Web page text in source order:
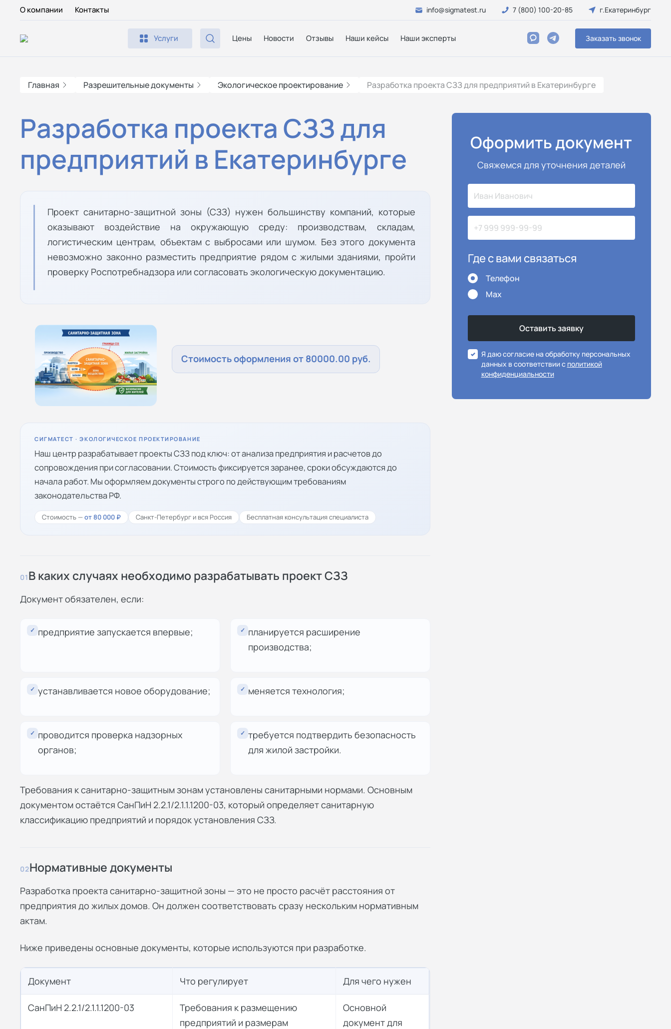
О компании Контакты info@sigmatest.ru 7 (800) 100-20-85 г.Екатеринбург
Услуги Цены Новости Отзывы Наши кейсы Наши эксперты Заказать звонок
Главная Разрешительные документы Экологическое проектирование Разработка проекта СЗЗ для предприятий в Екатеринбурге
Разработка проекта СЗЗ для
предприятий в Екатеринбурге
Проект санитарно-защитной зоны (СЗЗ) нужен большинству компаний, которые
оказывают воздействие на окружающую среду: производствам, складам,
логистическим центрам, объектам с выбросами или шумом. Без этого документа
невозможно законно разместить предприятие рядом с жилыми зданиями, пройти
проверку Роспотребнадзора или согласовать экологическую документацию.
Стоимость оформления от 80000.00 руб.
СИГМАТЕСТ · ЭКОЛОГИЧЕСКОЕ ПРОЕКТИРОВАНИЕ
Наш центр разрабатывает проекты СЗЗ под ключ: от анализа предприятия и расчетов до
сопровождения при согласовании. Стоимость фиксируется заранее, сроки обсуждаются до
начала работ. Мы оформляем документы строго по действующим требованиям
законодательства РФ.
Стоимость —от 80 000 ₽ Санкт-Петербург и вся Россия Бесплатная консультация специалиста
01В каких случаях необходимо разрабатывать проект СЗЗ
Документ обязателен, если:
✓ предприятие запускается впервые; ✓ планируется расширение
производства;
✓ устанавливается новое оборудование; ✓ меняется технология;
✓ проводится проверка надзорных
органов;
✓ требуется подтвердить безопасность
для жилой застройки.
Требования к санитарно-защитным зонам установлены санитарными нормами. Основным
документом остаётся СанПиН 2.2.1/2.1.1.1200-03, который определяет санитарную
классификацию предприятий и порядок установления СЗЗ.
02Нормативные документы
Разработка проекта санитарно-защитной зоны — это не просто расчёт расстояния от
предприятия до жилых домов. Он должен соответствовать сразу нескольким нормативным
актам.
Ниже приведены основные документы, которые используются при разработке.
Документ Что регулирует Для чего нужен
СанПиН 2.2.1/2.1.1.1200-03
Требования к размещению
предприятий и размерам
Основной
документ для
Оформить документ
Свяжемся для уточнения деталей
Где с вами связаться
Телефон
Max
Я даю согласие на обработку персональных
данных в соответствии с политикой
конфиденциальности